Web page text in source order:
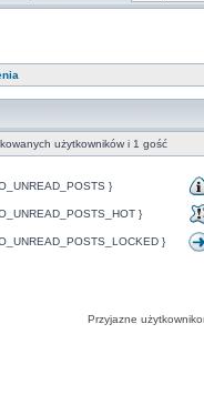
użytkowników i 1 gość
}
}
}
Przyjazne